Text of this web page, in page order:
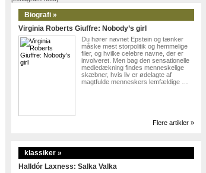
Biografi »
Virginia Roberts Giuffre: Nobody’s girl
Du hører navnet Epstein og tænker
måske mest storpolitik og hemmelige
filer, og hvilke celebre navne, der er
involveret. Men bag den sensationelle
mediedækning findes menneskelige
skæbner, hvis liv er ødelagte af
magtfulde menneskers lemfældige …
Flere artikler »
klassiker »
Halldór Laxness: Salka Valka